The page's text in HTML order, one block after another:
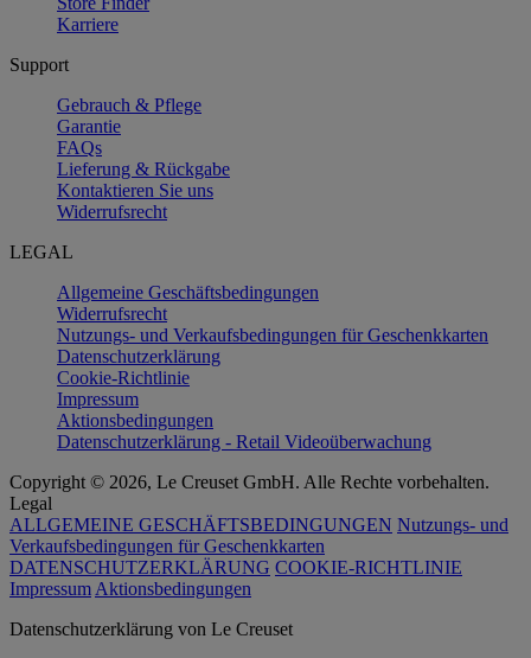
Karriere
Support
Gebrauch & Pflege
Garantie
FAQs
Lieferung & Rückgabe
Kontaktieren Sie uns
Widerrufsrecht
LEGAL
Allgemeine Geschäftsbedingungen
Widerrufsrecht
Nutzungs- und Verkaufsbedingungen für Geschenkkarten
Datenschutzerklärung
Cookie-Richtlinie
Impressum
Aktionsbedingungen
Datenschutzerklärung - Retail Videoüberwachung
Copyright © 2026, Le Creuset GmbH. Alle Rechte vorbehalten.
Legal
ALLGEMEINE GESCHÄFTSBEDINGUNGEN Nutzungs- und
Verkaufsbedingungen für Geschenkkarten
DATENSCHUTZERKLÄRUNG COOKIE-RICHTLINIE
Impressum Aktionsbedingungen
Datenschutz­erklärung von Le Creuset